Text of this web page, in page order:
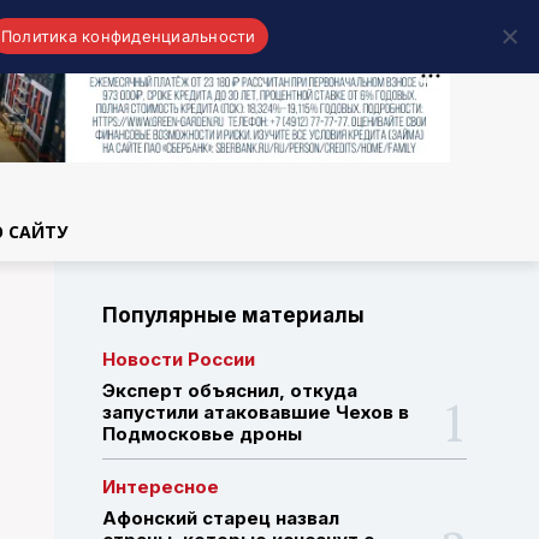
САЙТУ
Популярные материалы
Новости России
Эксперт объяснил, откуда
запустили атаковавшие Чехов в
Подмосковье дроны
Интересное
Афонский старец назвал
Политика конфиденциальности